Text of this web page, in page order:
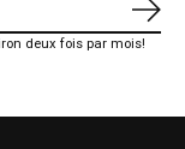
deux fois par mois!